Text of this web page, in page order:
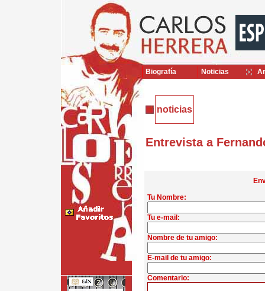
noticias
Entrevista a
Tu Nombre:
Tu e-mail:
Nombre de tu amigo:
E-mail de tu amigo:
Comentario:
Biografía Noticias